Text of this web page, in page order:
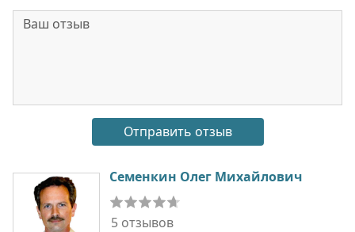
Семенкин Олег Михайлович
5 отзывов